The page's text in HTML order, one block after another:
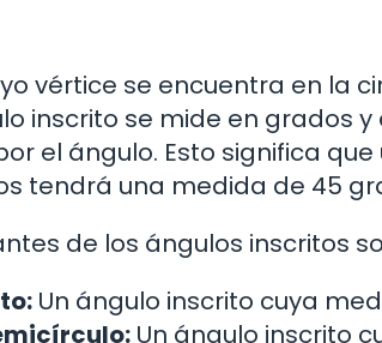
vértice se encuentra en la
inscrito se mide en grados
el ángulo. Esto significa
tendrá una medida de 45
de los ángulos inscritos
Un ángulo inscrito cuya
Un ángulo inscrito